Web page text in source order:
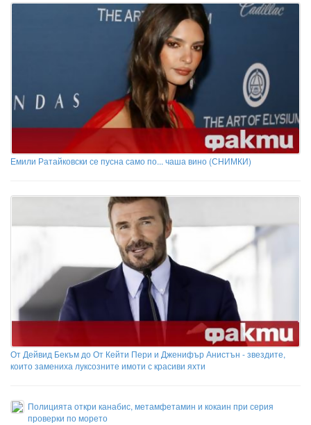
Емили Ратайковски се пусна само по... чаша вино (СНИМКИ)
От Дейвид Бекъм до От Кейти Пери и Дженифър Анистън - звездите,
които замениха луксозните имоти с красиви яхти
Полицията откри канабис, метамфетамин и кокаин при серия
проверки по морето